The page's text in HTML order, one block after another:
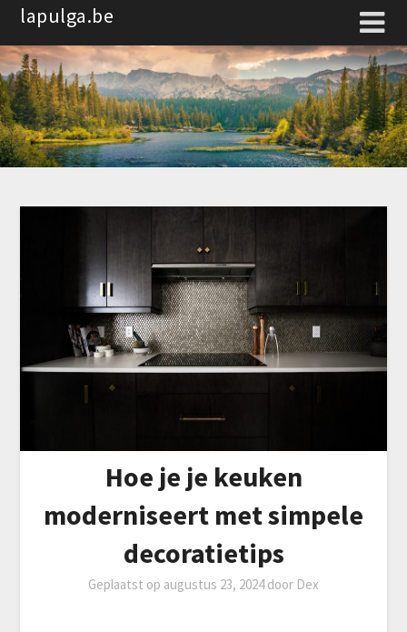
Spring
de
inhoud
lapulga.be
Hoe je je keuken
moderniseert met simpele
decoratietips
Geplaatst op augustus 23, 2024door Dex